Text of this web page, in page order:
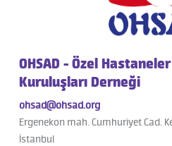
OHSAD - Özel
Kuruluşları Derneği
ohsad@ohsad.org
Ergenekon mah. Cumhuriyet Cad.
İstanbul